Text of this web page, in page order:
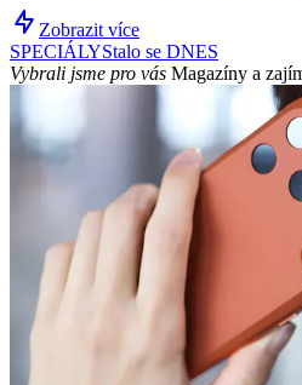
Zobrazit více
SPECIÁLYStalo se DNES
Vybrali jsme pro vás Magazíny a